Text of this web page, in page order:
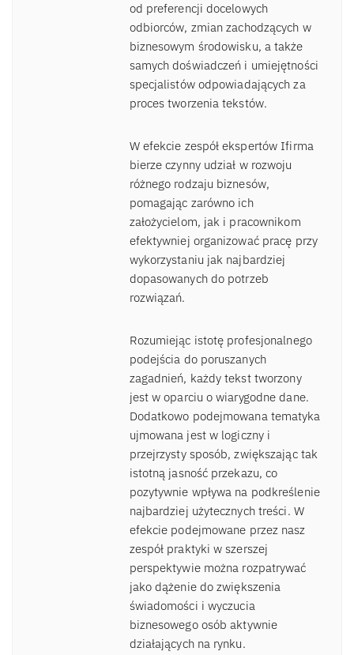
od preferencji docelowych
odbiorców, zmian zachodzących w
biznesowym środowisku, a także
samych doświadczeń i umiejętności
specjalistów odpowiadających za
proces tworzenia tekstów.
W efekcie zespół ekspertów Ifirma
bierze czynny udział w rozwoju
różnego rodzaju biznesów,
pomagając zarówno ich
założycielom, jak i pracownikom
efektywniej organizować pracę przy
wykorzystaniu jak najbardziej
dopasowanych do potrzeb
rozwiązań.
Rozumiejąc istotę profesjonalnego
podejścia do poruszanych
zagadnień, każdy tekst tworzony
jest w oparciu o wiarygodne dane.
Dodatkowo podejmowana tematyka
ujmowana jest w logiczny i
przejrzysty sposób, zwiększając tak
istotną jasność przekazu, co
pozytywnie wpływa na podkreślenie
najbardziej użytecznych treści. W
efekcie podejmowane przez nasz
zespół praktyki w szerszej
perspektywie można rozpatrywać
jako dążenie do zwiększenia
świadomości i wyczucia
biznesowego osób aktywnie
działających na rynku.